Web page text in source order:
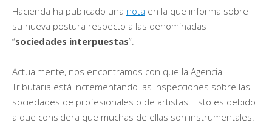
Hacienda ha publicado una nota en la que informa sobre
su nueva postura respecto a las denominadas
“sociedades interpuestas”.
Actualmente, nos encontramos con que la Agencia
Tributaria está incrementando las inspecciones sobre las
sociedades de profesionales o de artistas. Esto es debido
a que considera que muchas de ellas son instrumentales.